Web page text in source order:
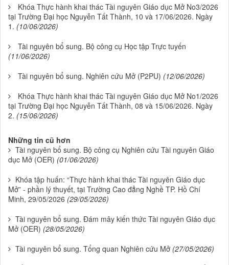
Khóa Thực hành khai thác Tài nguyên Giáo dục Mở No3/2026
tại Trường Đại học Nguyễn Tất Thành, 10 và 17/06/2026. Ngày
1. (10/06/2026)
Tài nguyên bổ sung. Bộ công cụ Học tập Trực tuyến
(11/06/2026)
Tài nguyên bổ sung. Nghiên cứu Mở (P2PU) (12/06/2026)
Khóa Thực hành khai thác Tài nguyên Giáo dục Mở No1/2026
tại Trường Đại học Nguyễn Tất Thành, 08 và 15/06/2026. Ngày
2. (15/06/2026)
Những tin cũ hơn
Tài nguyên bổ sung. Bộ công cụ Nghiên cứu Tài nguyên Giáo
dục Mở (OER) (01/06/2026)
Khóa tập huấn: “Thực hành khai thác Tài nguyên Giáo dục
Mở” - phần lý thuyết, tại Trường Cao đẳng Nghề TP. Hồ Chí
Minh, 29/05/2026 (29/05/2026)
Tài nguyên bổ sung. Đám mây kiến thức Tài nguyên Giáo dục
Mở (OER) (28/05/2026)
Tài nguyên bổ sung. Tổng quan Nghiên cứu Mở (27/05/2026)